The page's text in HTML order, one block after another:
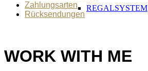
REGALSYSTEM
Zahlungsarten
Rücksendungen
WORK WITH ME